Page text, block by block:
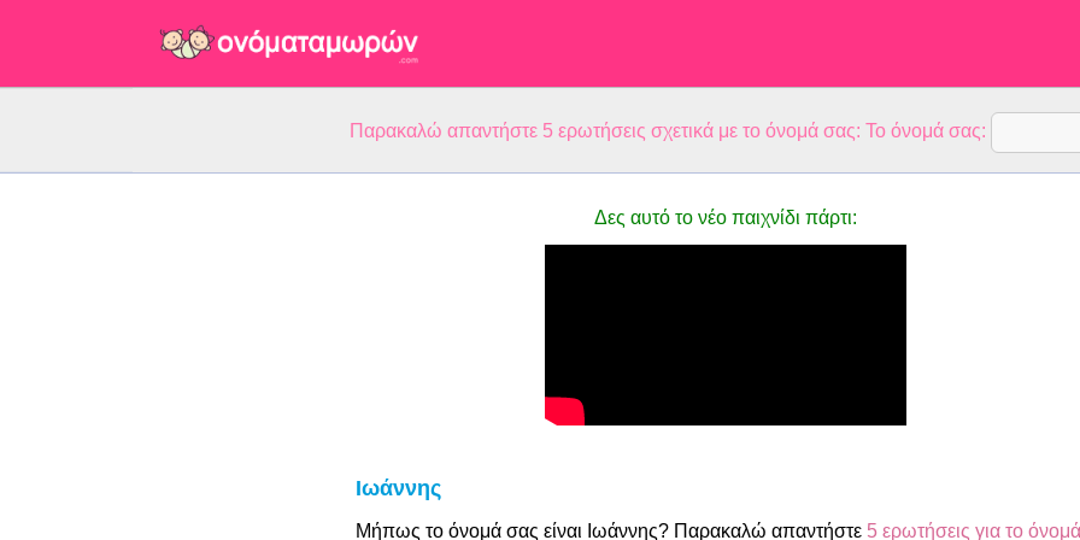
Παρακαλώ απαντήστε 5 ερωτήσεις σχετικά με το όνομά σας: Το όνομά σας:
Δες αυτό το νέο παιχνίδι πάρτι:
Ιωάννης
Μήπως το όνομά σας είναι Ιωάννης? Παρακαλώ απαντήστε5 ερωτήσεις για το όνομά